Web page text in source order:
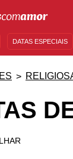
DATAS ESPECIAIS